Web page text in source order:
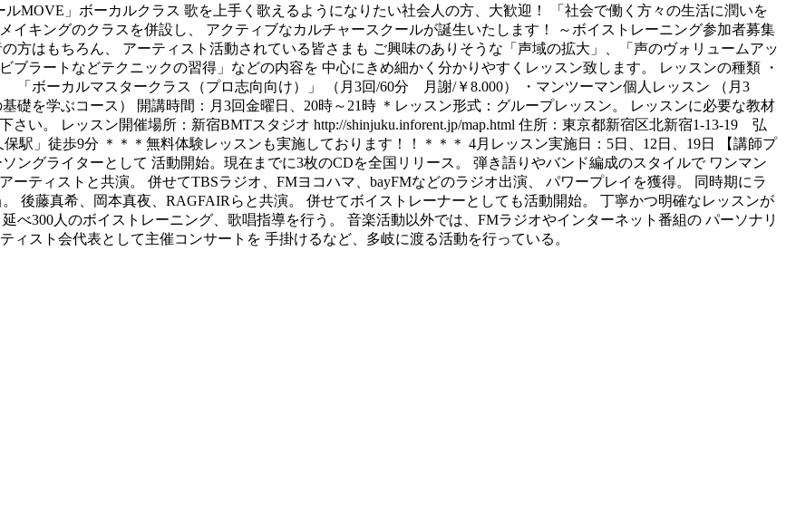
MOVE」ボーカルクラス 歌を上手く歌えるようになりたい社会人の方、大歓迎！ 「社会で働く方々の生活に潤いを
イキングのクラスを併設し、 アクティブなカルチャースクールが誕生いたします！ ～ボイストレーニング参加者募集
方はもちろん、 アーティスト活動されている皆さまも ご興味のありそうな「声域の拡大」、「声のヴォリュームアッ
ラートなどテクニックの習得」などの内容を 中心にきめ細かく分かりやすくレッスン致します。 レッスンの種類 ・
ボーカルマスタークラス（プロ志向向け）」 （月3回/60分 月謝/￥8.000） ・マンツーマン個人レッスン （月3
礎を学ぶコース） 開講時間：月3回金曜日、20時～21時 ＊レッスン形式：グループレッスン。 レッスンに必要な教材
い。 レッスン開催場所：新宿BMTスタジオ http://shinjuku.inforent.jp/map.html 住所：東京都新宿区北新宿1-13-19 弘
駅」徒歩9分 ＊＊＊無料体験レッスンも実施しております！！＊＊＊ 4月レッスン実施日：5日、12日、19日 【講師プ
ングライターとして 活動開始。現在までに3枚のCDを全国リリース。 弾き語りやバンド編成のスタイルで ワンマン
ティストと共演。 併せてTBSラジオ、FMヨコハマ、bayFMなどのラジオ出演、 パワープレイを獲得。 同時期にラ
後藤真希、岡本真夜、RAGFAIRらと共演。 併せてボイストレーナーとしても活動開始。 丁寧かつ明確なレッスンが
べ300人のボイストレーニング、歌唱指導を行う。 音楽活動以外では、FMラジオやインターネット番組の パーソナリ
スト会代表として主催コンサートを 手掛けるなど、多岐に渡る活動を行っている。